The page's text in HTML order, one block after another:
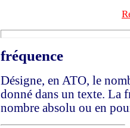
fréquence
Désigne, en ATO, le
donné dans un texte. La
nombre absolu ou en